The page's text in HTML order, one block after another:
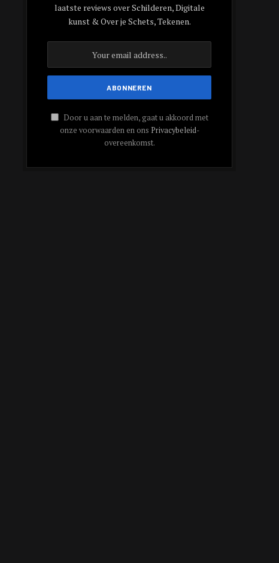
laatste reviews over Schilderen, Digitale
kunst & Over je Schets, Tekenen.
Door u aan te melden, gaat u akkoord met
onze voorwaarden en ons Privacybeleid-
overeenkomst.